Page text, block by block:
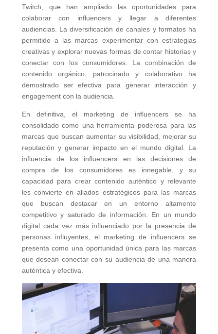
Twitch, que han ampliado las oportunidades para
colaborar con influencers y llegar a diferentes
audiencias. La diversificación de canales y formatos ha
permitido a las marcas experimentar con estrategias
creativas y explorar nuevas formas de contar historias y
conectar con los consumidores. La combinación de
contenido orgánico, patrocinado y colaborativo ha
demostrado ser efectiva para generar interacción y
engagement con la audiencia.
En definitiva, el marketing de influencers se ha
consolidado como una herramienta poderosa para las
marcas que buscan aumentar su visibilidad, mejorar su
reputación y generar impacto en el mundo digital. La
influencia de los influencers en las decisiones de
compra de los consumidores es innegable, y su
capacidad para crear contenido auténtico y relevante
les convierte en aliados estratégicos para las marcas
que buscan destacar en un entorno altamente
competitivo y saturado de información. En un mundo
digital cada vez más influenciado por la presencia de
personas influyentes, el marketing de influencers se
presenta como una oportunidad única para las marcas
que desean conectar con su audiencia de una manera
auténtica y efectiva.